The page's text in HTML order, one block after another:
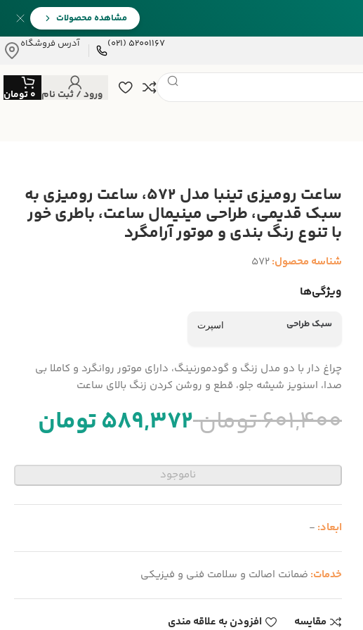
مشاهده محصولات
52001167 (021)
آدرس فروشگاه
ورود / ثبت نام 0تومان
ساعت رومیزی تینبا مدل 572، ساعت رومیزی به
سبک قدیمی، طراحی مینیمال ساعت، باطری خور
با تنوع رنگ بندی و موتور آرامگرد
شناسه محصول:572
ویژگی‌ها
سبک طراحی اسپرت
چراغ دار با دو مدل زنگ و گودمورنینگ، دارای موتور روانگرد و کاملا بی
صدا، اسنویز شیشه جلو، قطع و روشن کردن زنگ بالای ساعت
601,400تومان589,372تومان
ناموجود
ابعاد: -
خدمات: ضمانت اصالت و سلامت فنی و فیزیکی
مقایسه افزودن به علاقه مندی